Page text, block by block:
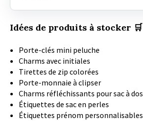
Idées de produits à stocker 🛒
Porte-clés mini peluche
Charms avec initiales
Tirettes de zip colorées
Porte-monnaie à clipser
Charms réfléchissants pour sac à dos
Étiquettes de sac en perles
Étiquettes prénom personnalisables